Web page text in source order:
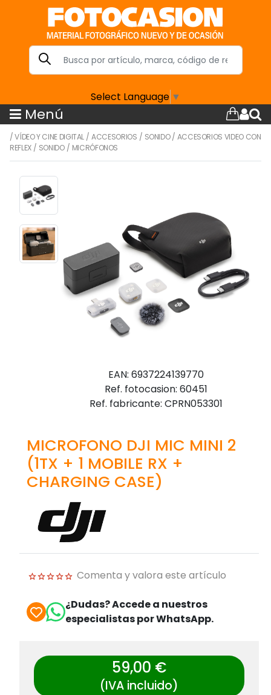
Select Language ▼
Menú
/VÍDEO Y CINE DIGITAL /ACCESORIOS / SONIDO / ACCESORIOS VIDEO CON
REFLEX/ SONIDO/ MICRÓFONOS
EAN: 6937224139770
Ref. fotocasion: 60451
Ref. fabricante: CPRN053301
MICROFONO DJI MIC MINI 2
(1TX + 1 MOBILE RX +
CHARGING CASE)
Comenta y valora este artículo
¿Dudas? Accede a nuestros
especialistas por WhatsApp.
59,00 €
(IVA incluido)